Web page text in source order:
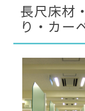
長尺床材
り・カー